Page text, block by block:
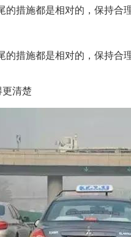
的措施都是相对的，保持合
的措施都是相对的，保持合
更清楚